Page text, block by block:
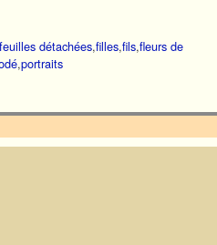
feuilles détachées,filles,fils,fleurs de
,portraits